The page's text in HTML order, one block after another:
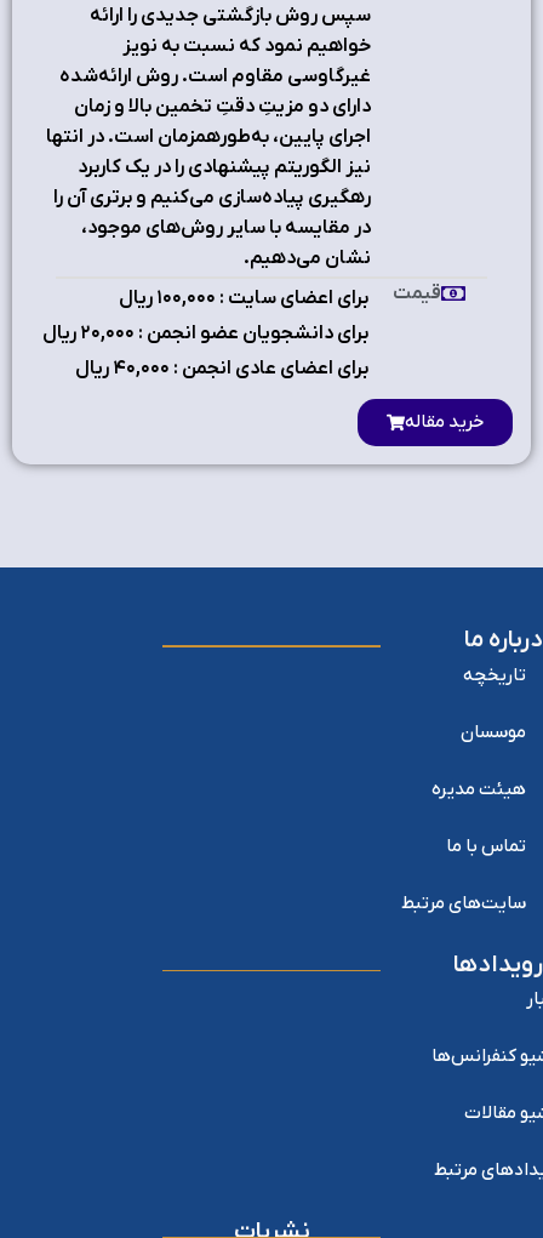
سپس روش بازگشتی جدیدی را ارائه
خواهیم نمود که نسبت به نویز
غیرگاوسی مقاوم است. روش ارائه‌شده
دارای دو مزیتِ دقتِ تخمین بالا و زمان
اجرای پایین، به‌طورهمزمان است. در انتها
نیز الگوریتم پیشنهادی را در یک کاربرد
رهگیری پیاده‌سازی می‌کنیم و برتری آن را
در مقایسه با سایر روش‌های موجود،
نشان می‌دهیم.
برای اعضای سایت : ۱٠٠,٠٠٠ ریال
برای دانشجویان عضو انجمن : ۲٠,٠٠٠ ریال
برای اعضای عادی انجمن : ۴٠,٠٠٠ ریال
قیمت
خرید مقاله
درباره ما
تاریخچه
موسسان
هیئت مدیره
تماس با ما
سایت‌های مرتبط
رویدادها
کنفرانس‌ها
مقالات
مرتبط